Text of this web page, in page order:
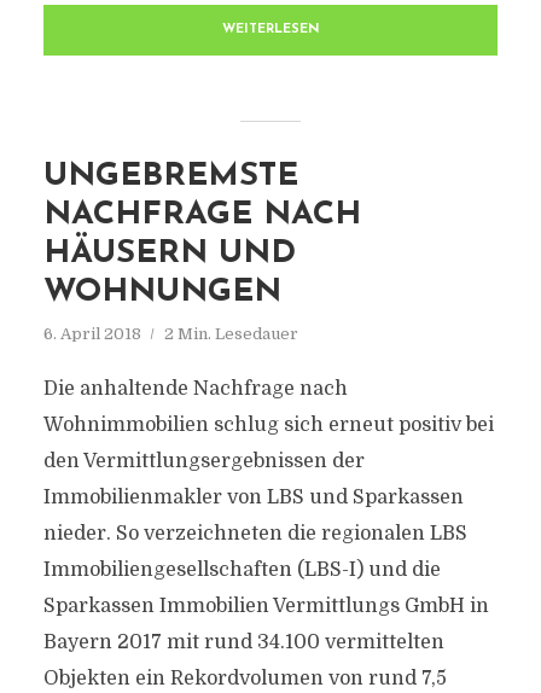
WEITERLESEN
UNGEBREMSTE
NACHFRAGE NACH
HÄUSERN UND
WOHNUNGEN
6. April 2018 2 Min. Lesedauer
Die anhaltende Nachfrage nach
Wohnimmobilien schlug sich erneut positiv bei
den Vermittlungsergebnissen der
Immobilienmakler von LBS und Sparkassen
nieder. So verzeichneten die regionalen LBS
Immobiliengesellschaften (LBS-I) und die
Sparkassen Immobilien Vermittlungs GmbH in
Bayern 2017 mit rund 34.100 vermittelten
Objekten ein Rekordvolumen von rund 7,5